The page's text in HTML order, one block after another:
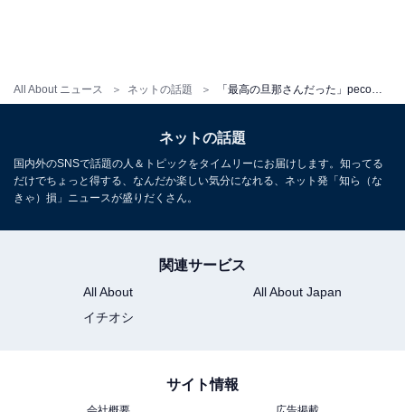
All About ニュース ネットの話題 「最高の旦那さんだった」peco、ryuchellと新しい家族のかたちについて報告。長文で心境を語る
ネットの話題
国内外のSNSで話題の人＆トピックをタイムリーにお届けします。知ってる
だけでちょっと得する、なんだか楽しい気分になれる、ネット発「知ら（な
きゃ）損」ニュースが盛りだくさん。
関連サービス
All About
All About Japan
イチオシ
サイト情報